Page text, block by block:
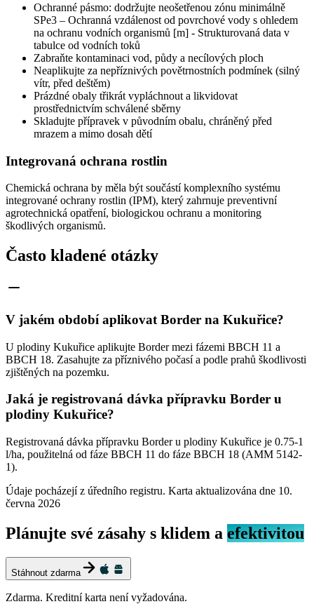
Ochranné pásmo: dodržujte neošetřenou zónu minimálně
SPe3 – Ochranná vzdálenost od povrchové vody s ohledem
na ochranu vodních organismů [m] - Strukturovaná data v
tabulce od vodních toků
Zabraňte kontaminaci vod, půdy a necílových ploch
Neaplikujte za nepříznivých povětrnostních podmínek (silný
vítr, před deštěm)
Prázdné obaly třikrát vypláchnout a likvidovat
prostřednictvím schválené sběrny
Skladujte přípravek v původním obalu, chráněný před
mrazem a mimo dosah dětí
Integrovaná ochrana rostlin
Chemická ochrana by měla být součástí komplexního systému
integrované ochrany rostlin (IPM), který zahrnuje preventivní
agrotechnická opatření, biologickou ochranu a monitoring
škodlivých organismů.
Často kladené otázky
V jakém období aplikovat Border na Kukuřice?
U plodiny Kukuřice aplikujte Border mezi fázemi BBCH 11 a
BBCH 18. Zasahujte za příznivého počasí a podle prahů škodlivosti
zjištěných na pozemku.
Jaká je registrovaná dávka přípravku Border u
plodiny Kukuřice?
Registrovaná dávka přípravku Border u plodiny Kukuřice je 0.75-1
l/ha, použitelná od fáze BBCH 11 do fáze BBCH 18 (AMM 5142-
1).
Údaje pocházejí z úředního registru. Karta aktualizována dne 10.
června 2026
Plánujte své zásahy s klidem a efektivitou
Stáhnout zdarma
Zdarma. Kreditní karta není vyžadována.